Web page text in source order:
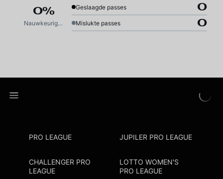
0%
Nauwkeurigheid
Geslaagde passes 0
Mislukte passes 0
PRO LEAGUE JUPILER PRO LEAGUE
CHALLENGER PRO
LEAGUE
LOTTO WOMEN'S
PRO LEAGUE